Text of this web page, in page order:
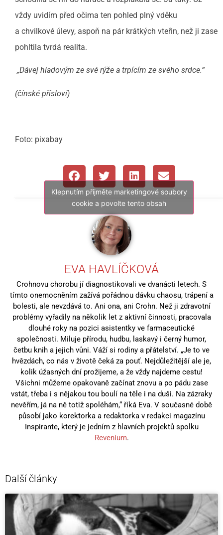
vždy uvidím před očima ten pohled plný vděku
a chvilkové úlevy, aspoň na pár krátkých vteřin, než ji zase
pohltila tvrdá realita.
„Dávej hladovým ze své rýže a trpícím ze svého srdce.“
(čínské přísloví)
Foto: pixabay
Klepnutím přijměte marketingové soubory
cookie a povolte tento obsah
EVA HAVLÍČKOVÁ
Crohnovu chorobu jí diagnostikovali ve dvanácti letech. S
tímto onemocněním zažívá pořádnou dávku chaosu, trápení a
bolesti, ale nevzdává to. Ani ona, ani Crohn. Než ji zdravotní
problémy vyřadily na několik let z aktivní činnosti, pracovala
dlouhé roky na pozici asistentky ve farmaceutické
společnosti. Miluje přírodu, hudbu, laskavý i černý humor,
četbu knih a jejich vůni. Váží si rodiny a přátelství. „Je to ve
hvězdách, co nás v životě čeká za pouť. Nejdůležitější ale je,
kolik úžasných dní prožijeme, a že vždy najdeme cestu!
Všichni můžeme opakovaně začínat znovu a po pádu zase
vstát, třeba i s nějakou tou boulí na těle i na duši. Na zázraky
nevěřím, já na ně totiž spoléhám,“ říká Eva. V současné době
působí jako korektorka a redaktorka v redakci magazínu
Inspirante, který je jedním z hlavních projektů spolku
Revenium.
Další články